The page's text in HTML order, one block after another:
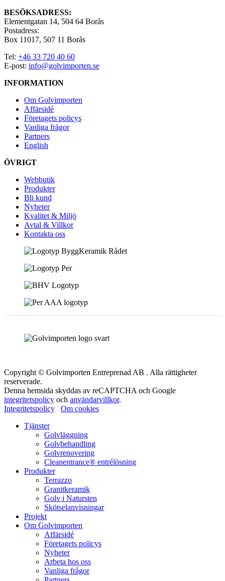
BESÖKSADRESS:
Elementgatan 14, 504 64 Borås
Postadress:
Box 11017, 507 11 Borås
Tel: +46 33 720 40 60
E-post: info@golvimporten.se
INFORMATION
Om Golvimporten
Affärsidé
Företagets policys
Vanliga frågor
Partners
English
ÖVRIGT
Webbutik
Produkter
Bli kund
Nyheter
Kvalitet & Miljö
Avtal & Villkor
Kontakta oss
Copyright © Golvimporten Entreprenad AB . Alla rättigheter
reserverade.
Denna hemsida skyddas av reCAPTCHA och Google
integritetspolicy och användarvillkor.
Integritetspolicy
Om cookies
Tjänster
Golvläggning
Golvbehandling
Golvrenovering
Cleanentrance® entrélösning
Produkter
Terrazzo
Granitkeramik
Golv i Natursten
Skötselanvisningar
Projekt
Om Golvimporten
Affärsidé
Företagets policys
Nyheter
Arbeta hos oss
Vanliga frågor